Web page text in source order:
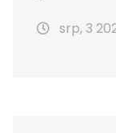
srp, 3